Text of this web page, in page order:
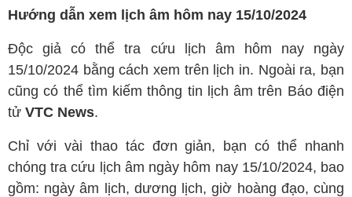
Hướng dẫn xem lịch âm hôm nay 15/10/2024
Độc giả có thể tra cứu lịch âm hôm nay ngày
15/10/2024 bằng cách xem trên lịch in. Ngoài ra, bạn
cũng có thể tìm kiếm thông tin lịch âm trên Báo điện
tử VTC News.
Chỉ với vài thao tác đơn giản, bạn có thể nhanh
chóng tra cứu lịch âm ngày hôm nay 15/10/2024, bao
gồm: ngày âm lịch, dương lịch, giờ hoàng đạo, cùng